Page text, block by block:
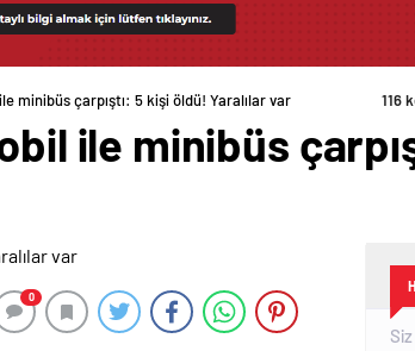
minibüs çarpıştı: 5 kişi öldü! Yaralılar var 116
ile minibüs
0